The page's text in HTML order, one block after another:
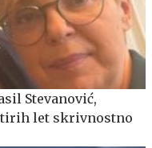
Stevanović,
let skrivnostno